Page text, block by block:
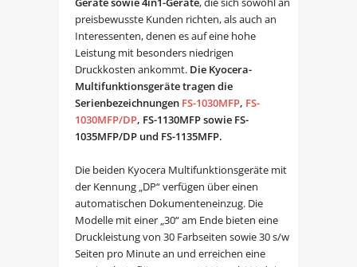
preisbewusste Kunden richten, als auch an
Interessenten, denen es auf eine hohe
Leistung mit besonders niedrigen
Druckkosten ankommt. Die Kyocera-
Multifunktionsgeräte tragen die
Serienbezeichnungen FS-1030MFP, FS-
1030MFP/DP, FS-1130MFP sowie FS-
1035MFP/DP und FS-1135MFP.
Die beiden Kyocera Multifunktionsgeräte mit
der Kennung „DP“ verfügen über einen
automatischen Dokumenteneinzug. Die
Modelle mit einer „30“ am Ende bieten eine
Druckleistung von 30 Farbseiten sowie 30 s/w
Seiten pro Minute an und erreichen eine